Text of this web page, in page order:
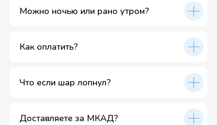
Можно ночью или рано утром?
Как оплатить?
Что если шар лопнул?
Доставляете за МКАД?